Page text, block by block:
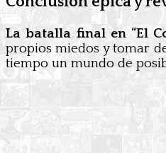
La batalla final en “El
propios miedos y tomar
tiempo un mundo de